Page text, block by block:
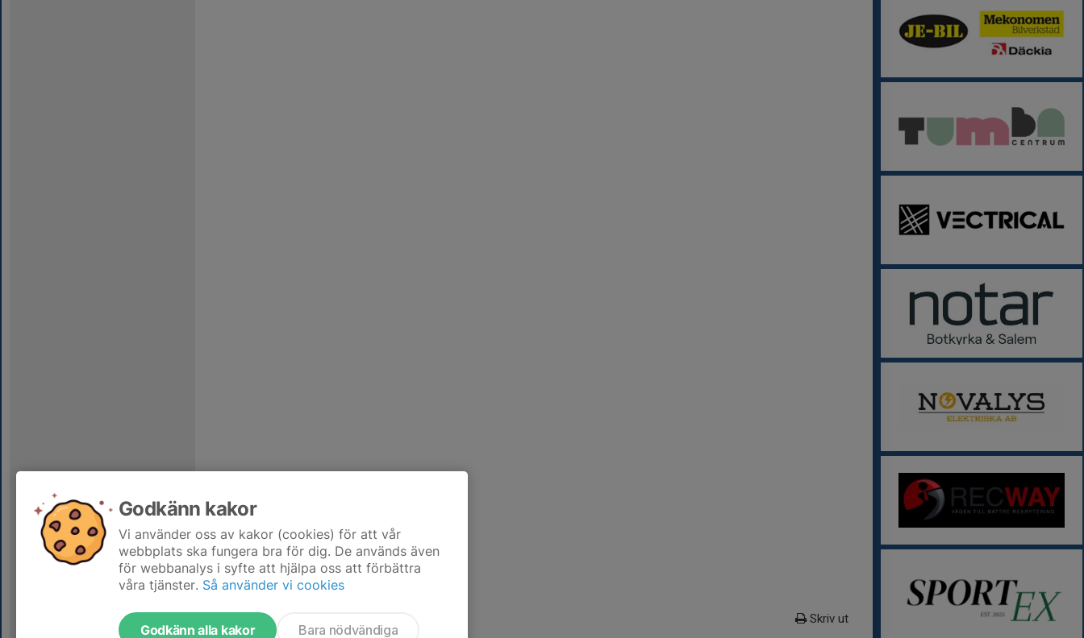
Skriv ut
Godkänn kakor
Vi använder oss av kakor (cookies) för att vår
webbplats ska fungera bra för dig. De används även
för webbanalys i syfte att hjälpa oss att förbättra
våra tjänster. Så använder vi cookies
Godkänn alla kakor Bara nödvändiga